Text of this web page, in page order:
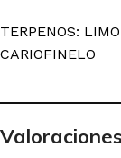
TERPENOS:
CARIOFINELO